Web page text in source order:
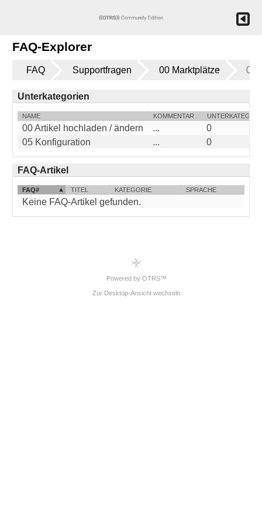
FAQ-Explorer
FAQ Supportfragen 00 Marktplätze 03
Unterkategorien
NAME KOMMENTAR
00 Artikel hochladen / ändern ...
0
05 Konfiguration
... 0
FAQ-Artikel
FAQ# TITEL KATEGORIE SPRACHE
Keine FAQ-Artikel gefunden.
Powered by OTRS™
Zur Desktop-Ansicht wechseln